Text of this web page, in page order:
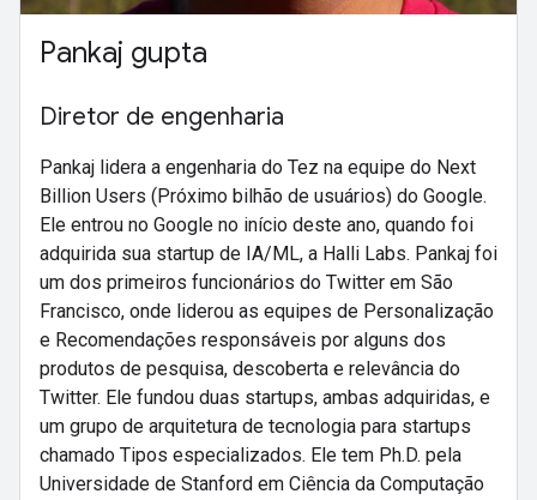
Pankaj gupta
Diretor de engenharia
Pankaj lidera a engenharia do Tez na equipe do Next
Billion Users (Próximo bilhão de usuários) do Google.
Ele entrou no Google no início deste ano, quando foi
adquirida sua startup de IA/ML, a Halli Labs. Pankaj foi
um dos primeiros funcionários do Twitter em São
Francisco, onde liderou as equipes de Personalização
e Recomendações responsáveis por alguns dos
produtos de pesquisa, descoberta e relevância do
Twitter. Ele fundou duas startups, ambas adquiridas, e
um grupo de arquitetura de tecnologia para startups
chamado Tipos especializados. Ele tem Ph.D. pela
Universidade de Stanford em Ciência da Computação